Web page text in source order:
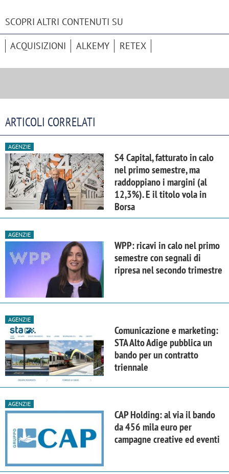
SCOPRI ALTRI CONTENUTI SU
ACQUISIZIONI ALKEMY RETEX
ARTICOLI CORRELATI
AGENZIE
S4 Capital, fatturato in calo
nel primo semestre, ma
raddoppiano i margini (al
12,3%). E il titolo vola in
Borsa
AGENZIE
WPP: ricavi in calo nel primo
semestre con segnali di
ripresa nel secondo trimestre
AGENZIE
Comunicazione e marketing:
STA Alto Adige pubblica un
bando per un contratto
triennale
AGENZIE
CAP Holding: al via il bando
da 456 mila euro per
campagne creative ed eventi